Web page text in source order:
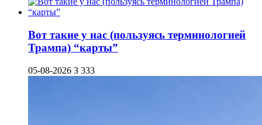
Вот такие у нас (пользуясь терминологией
Трампа) “карты”
05-08-2026 3 333